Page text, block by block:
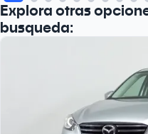
Explora otras
busqueda: